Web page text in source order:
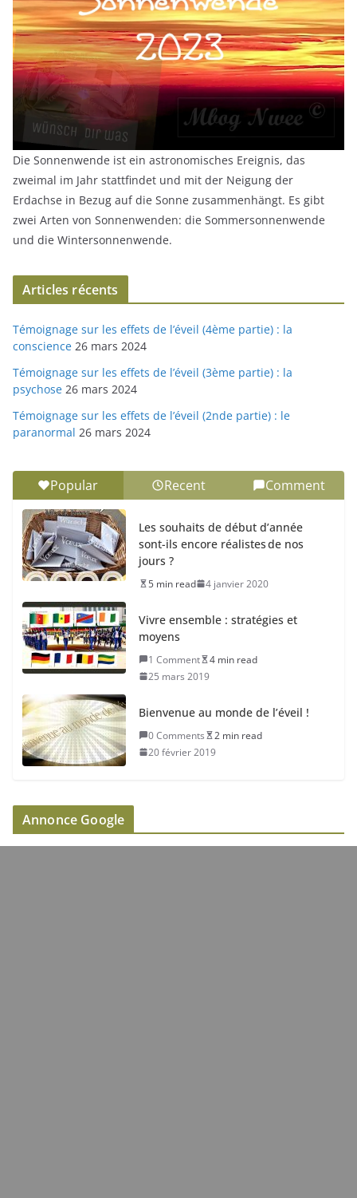
Die Sonnenwende ist ein astronomisches Ereignis, das
zweimal im Jahr stattfindet und mit der Neigung der
Erdachse in Bezug auf die Sonne zusammenhängt. Es gibt
zwei Arten von Sonnenwenden: die Sommersonnenwende
und die Wintersonnenwende.
Articles récents
Témoignage sur les effets de l’éveil (4ème partie) : la
conscience 26 mars 2024
Témoignage sur les effets de l’éveil (3ème partie) : la
psychose 26 mars 2024
Témoignage sur les effets de l’éveil (2nde partie) : le
paranormal 26 mars 2024
Popular Recent Comment
Les souhaits de début d’année
sont-ils encore réalistes de nos
jours ?
5 min read 4 janvier 2020
Vivre ensemble : stratégies et
moyens
1 Comment
4 min read
25 mars 2019
Bienvenue au monde de l’éveil !
0 Comments
2 min read
20 février 2019
Annonce Google